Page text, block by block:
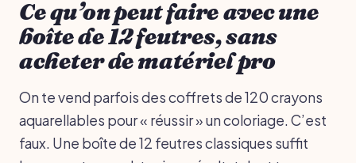
Ce qu’on peut faire avec une
boîte de 12 feutres, sans
acheter de matériel pro
On te vend parfois des coffrets de 120 crayons
aquarellables pour « réussir » un coloriage. C’est
faux. Une boîte de 12 feutres classiques suffit